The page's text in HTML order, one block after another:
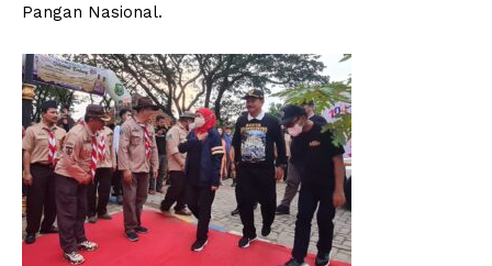
Pangan Nasional.